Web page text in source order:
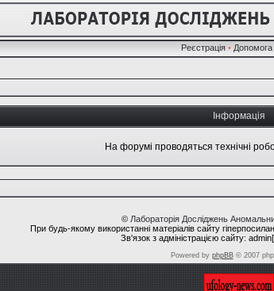
Реєстрація • Допомога
Інформація
На форумі проводяться технічні
© Лабораторія Досліджень
При будь-якому використанні матеріалів сайту
Зв'язок з адміністрацією сайту:
Powered by phpBB© 2007